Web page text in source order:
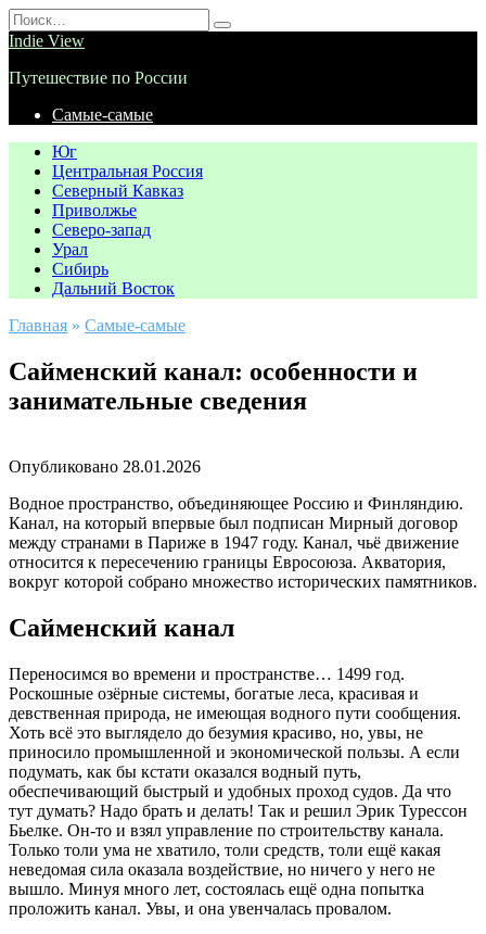
Перейти
к
Search
for:
Indie View
Путешествие по России
Самые-самые
Юг
Центральная Россия
Северный Кавказ
Приволжье
Северо-запад
Урал
Сибирь
Дальний Восток
Главная » Самые-самые
Сайменский канал: особенности и
занимательные сведения
Опубликовано 28.01.2026
Водное пространство, объединяющее Россию и Финляндию.
Канал, на который впервые был подписан Мирный договор
между странами в Париже в 1947 году. Канал, чьё движение
относится к пересечению границы Евросоюза. Акватория,
вокруг которой собрано множество исторических памятников.
Сайменский канал
Переносимся во времени и пространстве… 1499 год.
Роскошные озёрные системы, богатые леса, красивая и
девственная природа, не имеющая водного пути сообщения.
Хоть всё это выглядело до безумия красиво, но, увы, не
приносило промышленной и экономической пользы. А если
подумать, как бы кстати оказался водный путь,
обеспечивающий быстрый и удобных проход судов. Да что
тут думать? Надо брать и делать! Так и решил Эрик Турессон
Бьелке. Он-то и взял управление по строительству канала.
Только толи ума не хватило, толи средств, толи ещё какая
неведомая сила оказала воздействие, но ничего у него не
вышло. Минуя много лет, состоялась ещё одна попытка
проложить канал. Увы, и она увенчалась провалом.